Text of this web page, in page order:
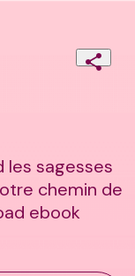
les sagesses
chemin de
ebook